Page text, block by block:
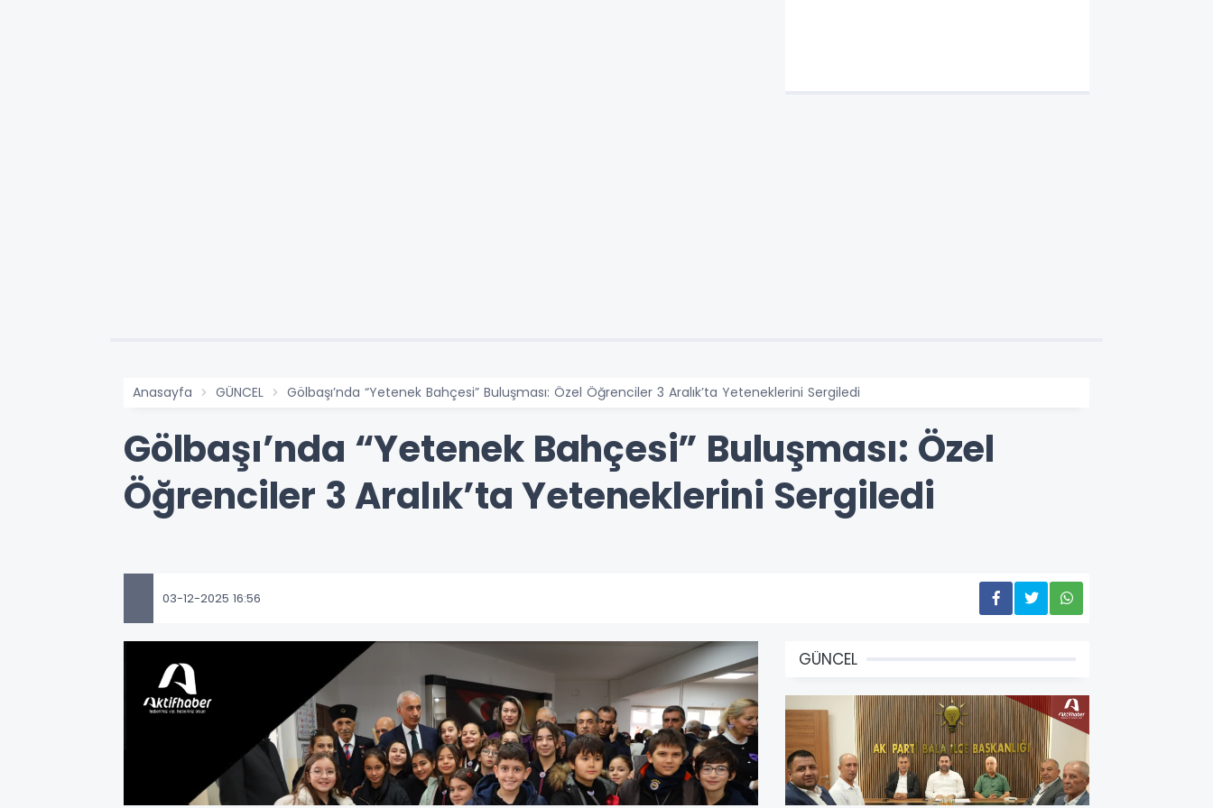
Anasayfa GÜNCEL Gölbaşı’nda “Yetenek Bahçesi” Buluşması: Özel Öğrenciler 3 Aralık’ta Yeteneklerini Sergiledi
Gölbaşı’nda “Yetenek Bahçesi” Buluşması: Özel
Öğrenciler 3 Aralık’ta Yeteneklerini Sergiledi
03-12-2025 16:56
GÜNCEL